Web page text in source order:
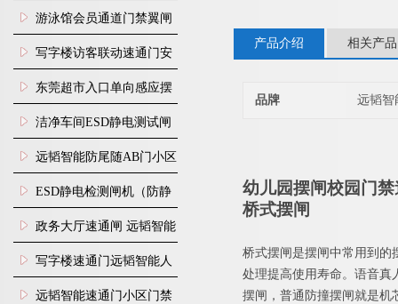
闸机
游泳馆会员通道门禁翼闸
写字楼访客联动速通门安
装
东莞超市入口单向感应摆
闸安装
洁净车间ESD静电测试闸
机
远韬智能防尾随AB门小区
门禁闸机安装
​ESD静电检测闸机（防静
电门禁通道系统）
政务大厅速通闸 远韬智能
防尾随静音速通门
写字楼速通门远韬智能人
脸识别快速通道闸
远韬智能速通门小区门禁
产品介绍 相关产品
品牌 远韬智
幼儿园摆闸校园门
桥式摆闸
桥式摆闸是摆闸中常用到的
处理提高使用寿命。语音真
摆闸，普通防撞摆闸就是机